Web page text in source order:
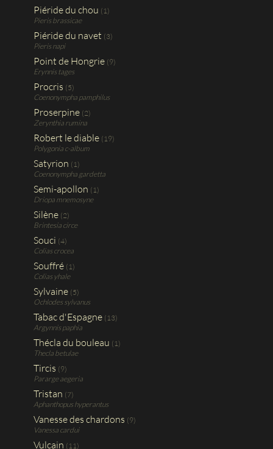
Piéride du chou (1)
Pieris brassicae
Piéride du navet (3)
Pieris napi
Point de Hongrie (9)
Erynnis tages
Procris (5)
Coenonympha pamphilus
Proserpine (2)
Zerynthia rumina
Robert le diable (19)
Polygonia c-album
Satyrion (1)
Coenonympha gardetta
Semi-apollon (1)
Driopa mnemosyne
Silène (2)
Brintesia circe
Souci (4)
Colias crocea
Souffré (1)
Colias yhale
Sylvaine (5)
Ochlodes sylvanus
Tabac d'Espagne (13)
Argynnis paphia
Thécla du bouleau (1)
Thecla betulae
Tircis (9)
Pararge aegeria
Tristan (7)
Aphanthopus hyperantus
Vanesse des chardons (9)
Vanessa cardui
Vulcain (11)